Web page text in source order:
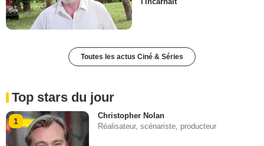
Toutes les actus Ciné & Séries
Top stars du jour
1
Christopher Nolan
Réalisateur, scénariste, producteur